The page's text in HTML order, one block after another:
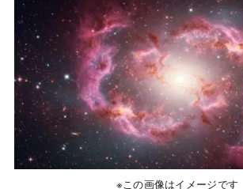
※この画像はイメージです